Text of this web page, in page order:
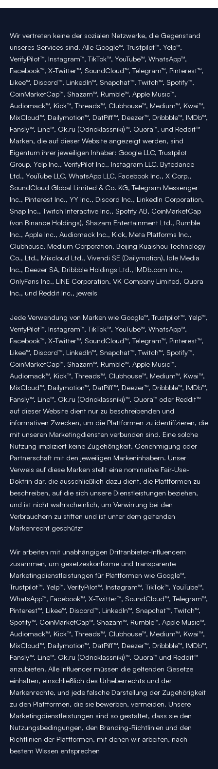
Wir vertreten keine der sozialen Netzwerke, die Gegenstand
unseres Services sind. Alle Google™, Trustpilot™, Yelp™,
VerifyPilot™, Instagram™, TikTok™, YouTube™, WhatsApp™,
Facebook™, X-Twitter™, SoundCloud™, Telegram™, Pinterest™,
Likee™, Discord™, LinkedIn™, Snapchat™, Twitch™, Spotify™,
CoinMarketCap™, Shazam™, Rumble™, Apple Music™,
Audiomack™, Kick™, Threads™, Clubhouse™, Medium™, Kwai™,
MixCloud™, Dailymotion™, DatPiff™, Deezer™, Dribbble™, IMDb™,
Fansly™, Line™, Ok.ru (Odnoklassniki)™, Quora™, und Reddit™
Marken, die auf dieser Website angezeigt werden, sind
Eigentum ihrer jeweiligen Inhaber: Google LLC, Trustpilot
Group, Yelp Inc., VerifyPilot Inc., Instagram LLC, Bytedance
Ltd., YouTube LLC, WhatsApp LLC, Facebook Inc., X Corp.,
SoundCloud Global Limited & Co. KG, Telegram Messenger
Inc., Pinterest Inc., YY Inc., Discord Inc., LinkedIn Corporation,
Snap Inc., Twitch Interactive Inc., Spotify AB, CoinMarketCap
(von Binance Holdings), Shazam Entertainment Ltd., Rumble
Inc., Apple Inc., Audiomack Inc., Kick, Meta Platforms Inc.,
Clubhouse, Medium Corporation, Beijing Kuaishou Technology
Co., Ltd., Mixcloud Ltd., Vivendi SE (Dailymotion), Idle Media
Inc., Deezer SA, Dribbble Holdings Ltd., IMDb.com Inc.,
OnlyFans Inc., LINE Corporation, VK Company Limited, Quora
Inc., und Reddit Inc., jeweils
Jede Verwendung von Marken wie Google™, Trustpilot™, Yelp™,
VerifyPilot™, Instagram™, TikTok™, YouTube™, WhatsApp™,
Facebook™, X-Twitter™, SoundCloud™, Telegram™, Pinterest™,
Likee™, Discord™, LinkedIn™, Snapchat™, Twitch™, Spotify™,
CoinMarketCap™, Shazam™, Rumble™, Apple Music™,
Audiomack™, Kick™, Threads™, Clubhouse™, Medium™, Kwai™,
MixCloud™, Dailymotion™, DatPiff™, Deezer™, Dribbble™, IMDb™,
Fansly™, Line™, Ok.ru (Odnoklassniki)™, Quora™ oder Reddit™
auf dieser Website dient nur zu beschreibenden und
informativen Zwecken, um die Plattformen zu identifizieren, die
mit unseren Marketingdiensten verbunden sind. Eine solche
Nutzung impliziert keine Zugehörigkeit, Genehmigung oder
Partnerschaft mit den jeweiligen Markeninhabern. Unser
Verweis auf diese Marken stellt eine nominative Fair-Use-
Doktrin dar, die ausschließlich dazu dient, die Plattformen zu
beschreiben, auf die sich unsere Dienstleistungen beziehen,
und ist nicht wahrscheinlich, um Verwirrung bei den
Verbrauchern zu stiften und ist unter dem geltenden
Markenrecht geschützt
Wir arbeiten mit unabhängigen Drittanbieter-Influencern
zusammen, um gesetzeskonforme und transparente
Marketingdienstleistungen für Plattformen wie Google™,
Trustpilot™, Yelp™, VerifyPilot™, Instagram™, TikTok™, YouTube™,
WhatsApp™, Facebook™, X-Twitter™, SoundCloud™, Telegram™,
Pinterest™, Likee™, Discord™, LinkedIn™, Snapchat™, Twitch™,
Spotify™, CoinMarketCap™, Shazam™, Rumble™, Apple Music™,
Audiomack™, Kick™, Threads™, Clubhouse™, Medium™, Kwai™,
MixCloud™, Dailymotion™, DatPiff™, Deezer™, Dribbble™, IMDb™,
Fansly™, Line™, Ok.ru (Odnoklassniki)™, Quora™ und Reddit™
anzubieten. Alle Influencer müssen die geltenden Gesetze
einhalten, einschließlich des Urheberrechts und der
Markenrechte, und jede falsche Darstellung der Zugehörigkeit
zu den Plattformen, die sie bewerben, vermeiden. Unsere
Marketingdienstleistungen sind so gestaltet, dass sie den
Nutzungsbedingungen, den Branding-Richtlinien und den
Richtlinien der Plattformen, mit denen wir arbeiten, nach
bestem Wissen entsprechen